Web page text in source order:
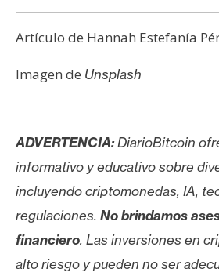
Artículo de Hannah Estefanía
Imagen de Unsplash
ADVERTENCIA:DiarioBitcoin
informativo y educativo sobre
incluyendo criptomonedas, IA,
regulaciones. No brindamos
financiero. Las inversiones en
alto riesgo y pueden no ser